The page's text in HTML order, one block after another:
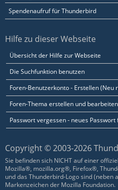
Spendenaufruf für Thunderbird
Hilfe zu dieser Webseite
Übersicht der Hilfe zur Webseite
Die Suchfunktion benutzen
Foren-Benutzerkonto - Erstellen (Neu
Foren-Thema erstellen und bearbeiten
Passwort vergessen - neues
Copyright © 2003-2026
Sie befinden sich NICHT auf einer
Mozilla®, mozilla.org®, Firefox®,
und das Thunderbird-Logo sind (neben
Markenzeichen der Mozilla Foundation.